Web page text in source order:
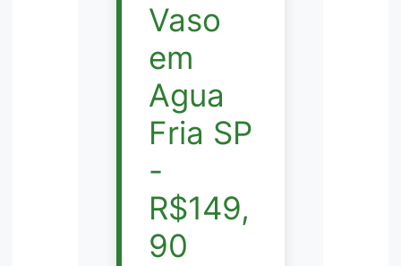
Vaso
em
Agua
Fria SP
-
R$149,
90